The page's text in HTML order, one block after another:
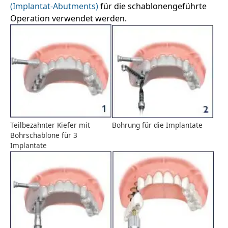
Teilbezahnter Kiefer mit
Bohrschablone für 3
Implantate
Bohrung für die Implantate
(Implantat-Abutments)für die schablonengeführte
Operation verwendet werden.